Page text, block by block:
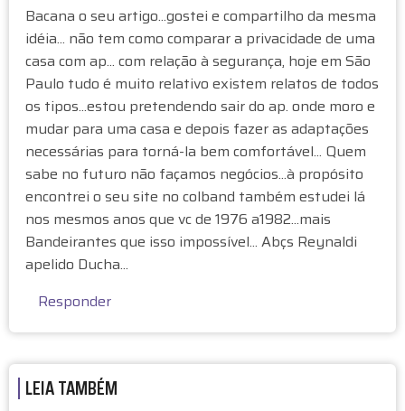
Bacana o seu artigo...gostei e compartilho da mesma
idéia... não tem como comparar a privacidade de uma
casa com ap... com relação à segurança, hoje em São
Paulo tudo é muito relativo existem relatos de todos
os tipos...estou pretendendo sair do ap. onde moro e
mudar para uma casa e depois fazer as adaptações
necessárias para torná-la bem comfortável... Quem
sabe no futuro não façamos negócios...à propósito
encontrei o seu site no colband também estudei lá
nos mesmos anos que vc de 1976 a1982...mais
Bandeirantes que isso impossível... Abçs Reynaldi
apelido Ducha...
Responder
LEIA TAMBÉM